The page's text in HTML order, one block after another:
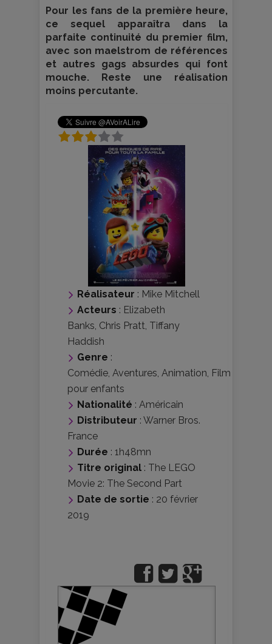
Pour les fans de la première heure,
ce sequel apparaîtra dans la
parfaite continuité du premier film,
avec son maelstrom de références
et autres gags absurdes qui font
mouche. Reste une réalisation
moins percutante.
Réalisateur : Mike Mitchell
Acteurs : Elizabeth
Banks, Chris Pratt, Tiffany
Haddish
Genre :
Comédie, Aventures, Animation, Film
pour enfants
Nationalité : Américain
Distributeur : Warner Bros.
France
Durée : 1h48mn
Titre original : The LEGO
Movie 2: The Second Part
Date de sortie : 20 février
2019